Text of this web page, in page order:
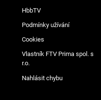
HbbTV
Podmínky užívání
Cookies
Vlastník FTV Prima spol. s
r.o.
Nahlásit chybu